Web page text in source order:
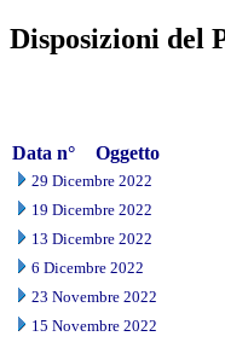
Disposizioni del
Data n° Oggetto
29 Dicembre 2022
19 Dicembre 2022
13 Dicembre 2022
6 Dicembre 2022
23 Novembre 2022
15 Novembre 2022